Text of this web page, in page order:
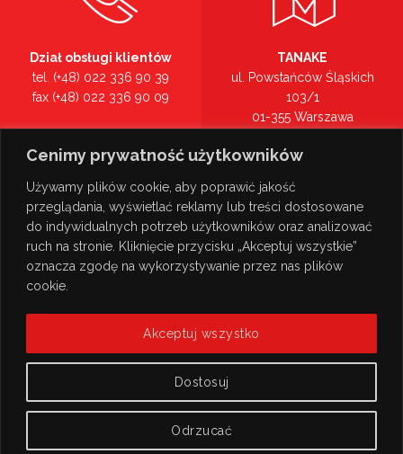
Cenimy prywatność użytkowników
Używamy plików cookie, aby poprawić jakość
przeglądania, wyświetlać reklamy lub treści dostosowane
do indywidualnych potrzeb użytkowników oraz analizować
ruch na stronie. Kliknięcie przycisku „Akceptuj wszystkie”
oznacza zgodę na wykorzystywanie przez nas plików
cookie.
Dostosuj
Odrzucać
Akceptuj wszystko
Dział obsługi klientów
tel. (+48) 022 336 90 39
fax (+48) 022 336 90 09
tel. (+48) 022 336 90 00
TANAKE
ul. Powstańców Śląskich
103/1
01-355 Warszawa
Zobacz na mapie >
© Copyright 2026TANAKE